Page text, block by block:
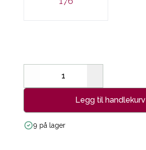
Decrease
Legg til handlekurv
9 på lager